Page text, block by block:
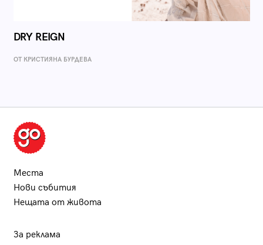
DRY REIGN
ОТ КРИСТИЯНА БУРДЕВА
Места
Нови събития
Нещата от живота
За реклама